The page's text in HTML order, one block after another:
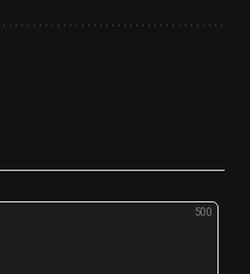
500